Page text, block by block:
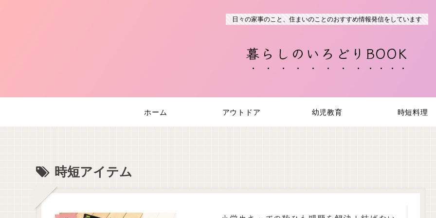
日々の家事のこと、住まいのことのおすすめ情報発信をしています
暮らしのいろどりBOOK
ホーム アウトドア 幼児教育 時短料理
時短アイテム